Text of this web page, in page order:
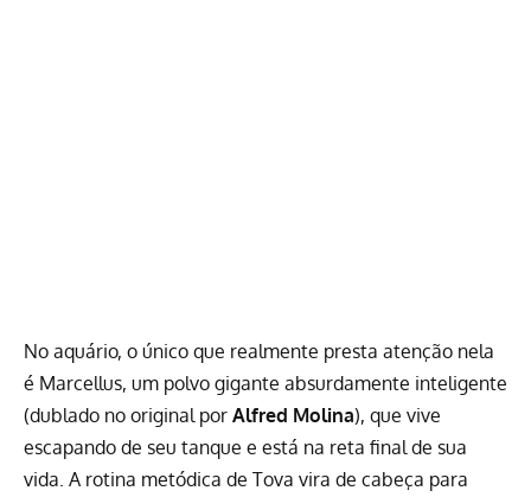
No aquário, o único que realmente presta atenção nela
é Marcellus, um polvo gigante absurdamente inteligente
(dublado no original por Alfred Molina), que vive
escapando de seu tanque e está na reta final de sua
vida. A rotina metódica de Tova vira de cabeça para